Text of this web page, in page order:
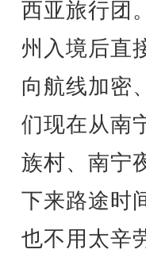
西亚旅行团
州入境后直
向航线加密
们现在从南
族村、南宁
下来路途时
也不用太辛